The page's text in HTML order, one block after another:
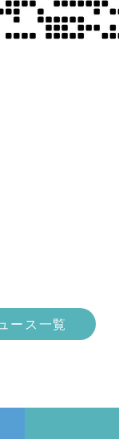
ース一覧